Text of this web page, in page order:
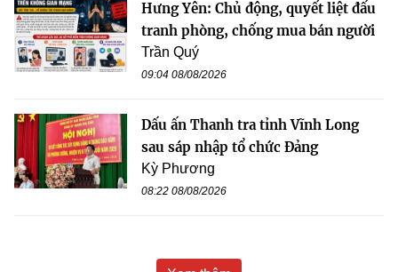
Hưng Yên: Chủ động, quyết liệt đấu
tranh phòng, chống mua bán người
Trần Quý
09:04 08/08/2026
Dấu ấn Thanh tra tỉnh Vĩnh Long
sau sáp nhập tổ chức Đảng
Kỳ Phương
08:22 08/08/2026